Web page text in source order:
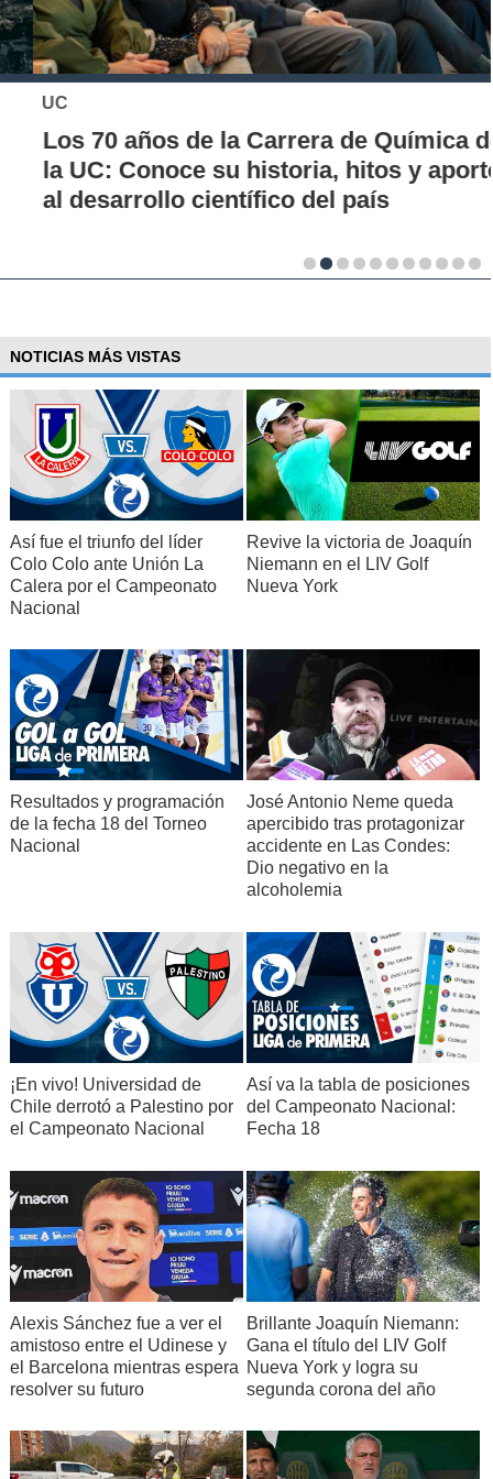
Los 70 años de la Carrera de Química de
la UC: Conoce su historia, hitos y aporte
al desarrollo científico del país
NOTICIAS MÁS VISTAS
Así fue el triunfo del líder
Colo Colo ante Unión La
Calera por el Campeonato
Nacional
Revive la victoria de Joaquín
Niemann en el LIV Golf
Nueva York
Resultados y programación
de la fecha 18 del Torneo
Nacional
José Antonio Neme queda
apercibido tras protagonizar
accidente en Las Condes:
Dio negativo en la
alcoholemia
¡En vivo! Universidad de
Chile derrotó a Palestino por
el Campeonato Nacional
Así va la tabla de posiciones
del Campeonato Nacional:
Fecha 18
Alexis Sánchez fue a ver el
amistoso entre el Udinese y
el Barcelona mientras espera
resolver su futuro
Brillante Joaquín Niemann:
Gana el título del LIV Golf
Nueva York y logra su
segunda corona del año